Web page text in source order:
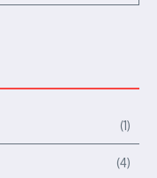
(1)
(4)